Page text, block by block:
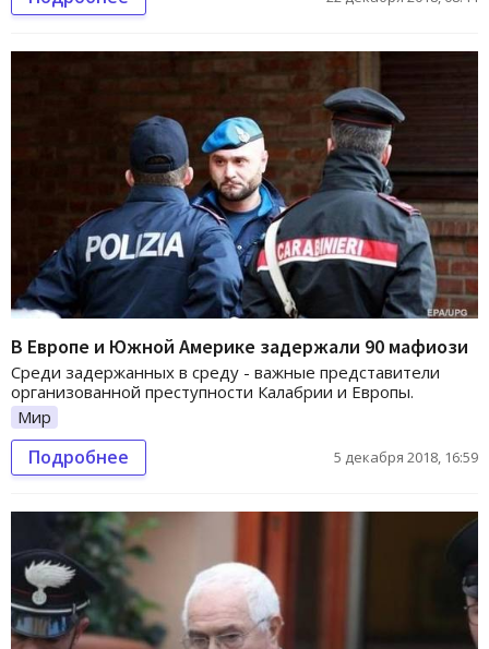
В Европе и Южной Америке задержали 90 мафиози
Среди задержанных в среду - важные представители
организованной преступности Калабрии и Европы.
Мир
Подробнее 5 декабря 2018, 16:59